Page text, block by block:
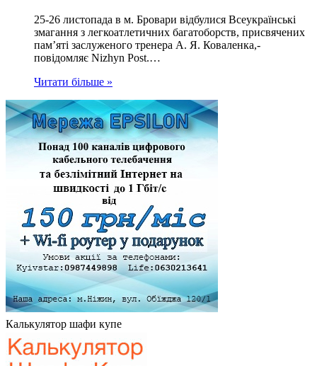
25-26 листопада в м. Бровари відбулися Всеукраїнські
змагання з легкоатлетичних багатоборств, присвячених
пам’яті заслуженого тренера А. Я. Коваленка,-
повідомляє Nizhyn Post.…
Читати більше »
Калькулятор шафи купе